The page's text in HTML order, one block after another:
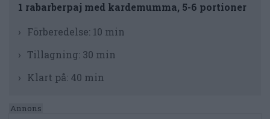
1 rabarberpaj med kardemumma, 5-6 portioner
Förberedelse: 10 min
Tillagning: 30 min
Klart på: 40 min